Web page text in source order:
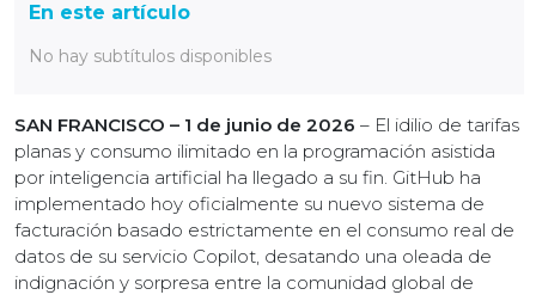
En este artículo
No hay subtítulos disponibles
SAN FRANCISCO – 1 de junio de 2026 – El idilio de tarifas
planas y consumo ilimitado en la programación asistida
por inteligencia artificial ha llegado a su fin. GitHub ha
implementado hoy oficialmente su nuevo sistema de
facturación basado estrictamente en el consumo real de
datos de su servicio Copilot, desatando una oleada de
indignación y sorpresa entre la comunidad global de